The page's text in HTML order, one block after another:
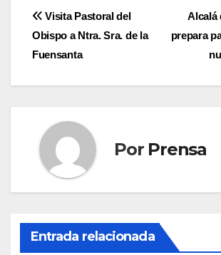
Navegación
de
entradas
Alcalá
prepara
Visita Pastoral del
Obispo a Ntra. Sra. de la
Fuensanta
Por Prensa
Entrada relacionada